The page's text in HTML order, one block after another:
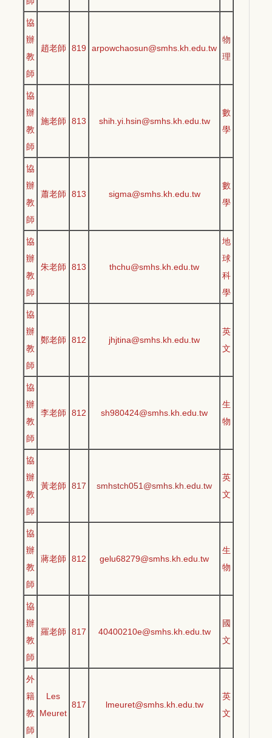
協
辦
教
師
趙老師 819 arpowchaosun@smhs.kh.edu.tw
物
理
協
辦
教
師
施老師 813 shih.yi.hsin@smhs.kh.edu.tw
數
學
協
辦
教
師
蕭老師 813 sigma@smhs.kh.edu.tw
數
學
協
辦
教
師
朱老師 813 thchu@smhs.kh.edu.tw
地
球
科
學
協
辦
教
師
鄭老師 812 jhjtina@smhs.kh.edu.tw
英
文
協
辦
教
師
李老師 812 sh980424@smhs.kh.edu.tw
生
物
協
辦
教
師
黃老師 817 smhstch051@smhs.kh.edu.tw
英
文
協
辦
教
師
蔣老師 812 gelu68279@smhs.kh.edu.tw
生
物
協
辦
教
師
羅老師 817 40400210e@smhs.kh.edu.tw
國
文
外
籍
教
師
Les
Meuret
817 lmeuret@smhs.kh.edu.tw
英
文